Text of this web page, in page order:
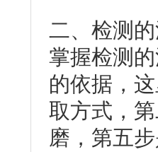
二、检测
掌握检测
的依据，
取方式，
磨，第五